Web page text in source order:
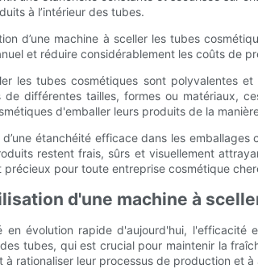
à l’intérieur des tubes.
d’une machine à sceller les tubes
et réduire considérablement les coûts de
les tubes cosmétiques sont polyvalentes
différentes tailles, formes ou matériaux,
d'emballer leurs produits de la
d’une étanchéité efficace dans les
restent frais, sûrs et visuellement
pour toute entreprise cosmétique
d'une machine à
en évolution rapide d'aujourd'hui,
tubes, qui est crucial pour maintenir la
à rationaliser leur processus de production et